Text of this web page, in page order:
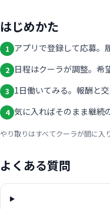
はじめかた
1 アプリで登録して応募。
2 日程はクーラが調整。希
3 1日働いてみる。報酬と
4 気に入ればそのまま継続
やり取りはすべてクーラが間に入
よくある質問